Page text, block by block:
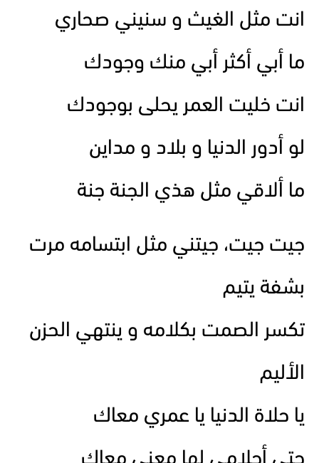
انت مثل الغيث و سنيني صحاري
ما أبي أكثر أبي منك وجودك
انت خليت العمر يحلى بوجودك
لو أدور الدنيا و بلاد و مداين
ما ألاقي مثل هذي الجنة جنة
جيت جيت، جيتني مثل ابتسامه مرت
بشفة يتيم
تكسر الصمت بكلامه و ينتهي الحزن
الأليم
يا حلاة الدنيا يا عمري معاك